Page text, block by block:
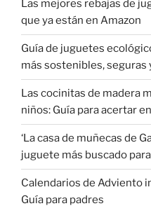
Las mejores rebajas de
que ya están en Amazon
Guía de juguetes
más sostenibles, seguras
Las cocinitas de madera
niños: Guía para acertar
‘La casa de muñecas de
juguete más buscado
Calendarios de Adviento
Guía para padres